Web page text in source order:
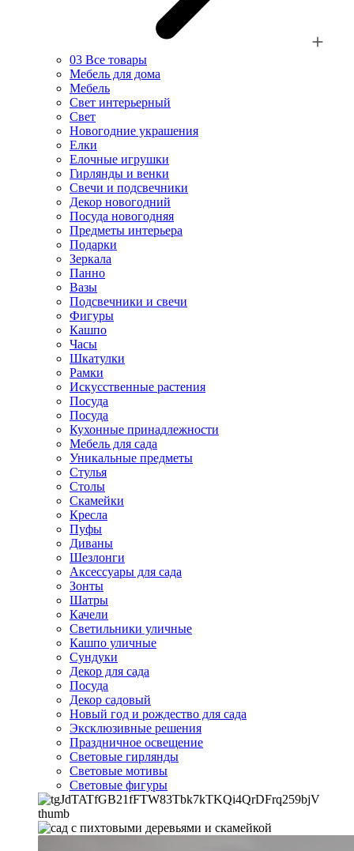
03 Все товары
Мебель для дома
Мебель
Свет интерьерный
Свет
Новогодние украшения
Елки
Елочные игрушки
Гирлянды и венки
Свечи и подсвечники
Декор новогодний
Посуда новогодняя
Предметы интерьера
Подарки
Зеркала
Панно
Вазы
Подсвечники и свечи
Фигуры
Кашпо
Часы
Шкатулки
Рамки
Искусственные растения
Посуда
Посуда
Кухонные принадлежности
Мебель для сада
Уникальные предметы
Стулья
Столы
Скамейки
Кресла
Пуфы
Диваны
Шезлонги
Аксессуары для сада
Зонты
Шатры
Качели
Cветильники уличные
Кашпо уличные
Сундуки
Декор для сада
Посуда
Декор садовый
Новый год и рождество для сада
Эксклюзивные решения
Праздничное освещение
Световые гирлянды
Световые мотивы
Световые фигуры